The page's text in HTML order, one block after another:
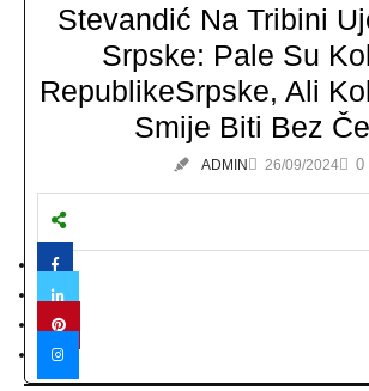
Stevandić Na Tribini
Srpske: Pale Su
RepublikeSrpske, Ali
Smije Biti Bez
ADMIN 26/09/2024 0